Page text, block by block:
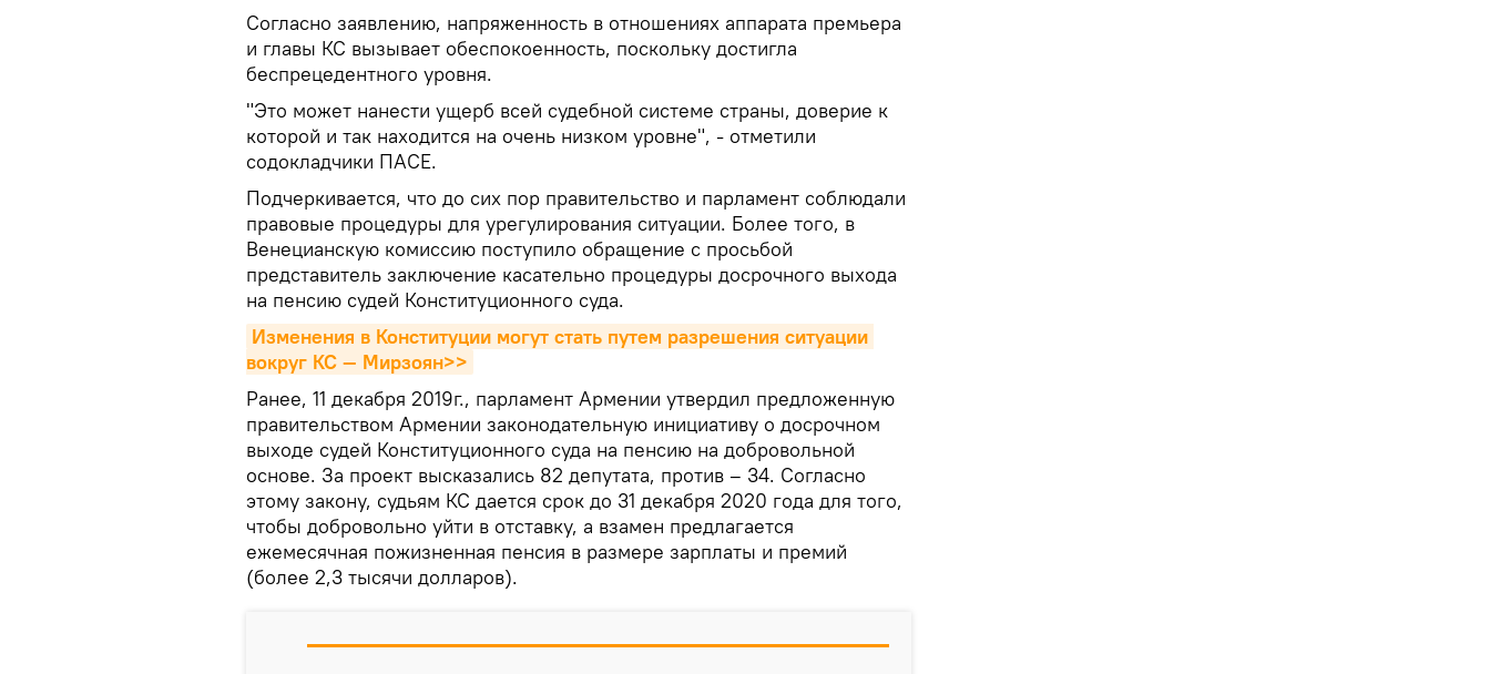
Согласно заявлению, напряженность в отношениях аппарата премьера
и главы КС вызывает обеспокоенность, поскольку достигла
беспрецедентного уровня.
"Это может нанести ущерб всей судебной системе страны, доверие к
которой и так находится на очень низком уровне", - отметили
содокладчики ПАСЕ.
Подчеркивается, что до сих пор правительство и парламент соблюдали
правовые процедуры для урегулирования ситуации. Более того, в
Венецианскую комиссию поступило обращение с просьбой
представитель заключение касательно процедуры досрочного выхода
на пенсию судей Конституционного суда.
Изменения в Конституции могут стать путем разрешения ситуации
вокруг КС — Мирзоян>>
Ранее, 11 декабря 2019г., парламент Армении утвердил предложенную
правительством Армении законодательную инициативу о досрочном
выходе судей Конституционного суда на пенсию на добровольной
основе. За проект высказались 82 депутата, против – 34. Согласно
этому закону, судьям КС дается срок до 31 декабря 2020 года для того,
чтобы добровольно уйти в отставку, а взамен предлагается
ежемесячная пожизненная пенсия в размере зарплаты и премий
(более 2,3 тысячи долларов).